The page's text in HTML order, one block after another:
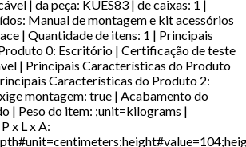
| da peça: KUES83 | de caixas: 1 |
Manual de montagem e kit acessórios
| Quantidade de itens: 1 | Principais
0: Escritório | Certificação de teste
| Principais Características do Produto
Características do Produto 2:
montagem: true | Acabamento do
| Peso do item: ;unit=kilograms |
x L x A: